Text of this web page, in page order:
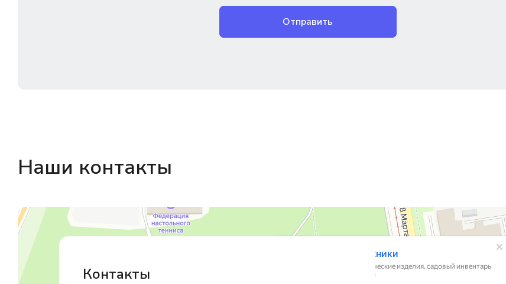
Отправить
Наши контакты
Магазин резинотехники
Резиновые и резинотехнические изделия в Екатеринбурге
Садовый инвентарь и техника в Екатеринбурге
Контакты